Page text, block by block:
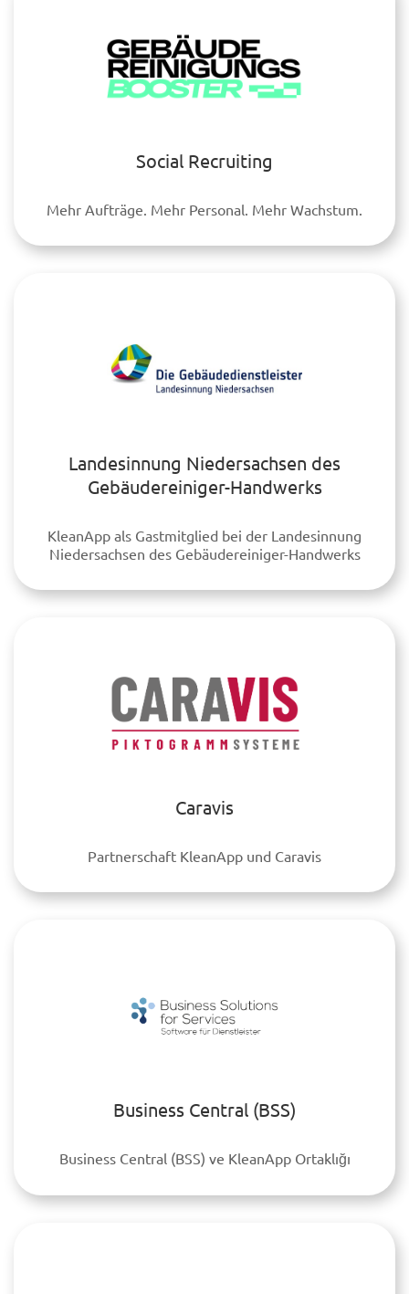
Social Recruiting
Mehr Aufträge. Mehr Personal. Mehr Wachstum.
Landesinnung Niedersachsen des
Gebäudereiniger-Handwerks
KleanApp als Gastmitglied bei der Landesinnung
Niedersachsen des Gebäudereiniger-Handwerks
Caravis
Partnerschaft KleanApp und Caravis
Business Central (BSS)
Business Central (BSS) ve KleanApp Ortaklığı